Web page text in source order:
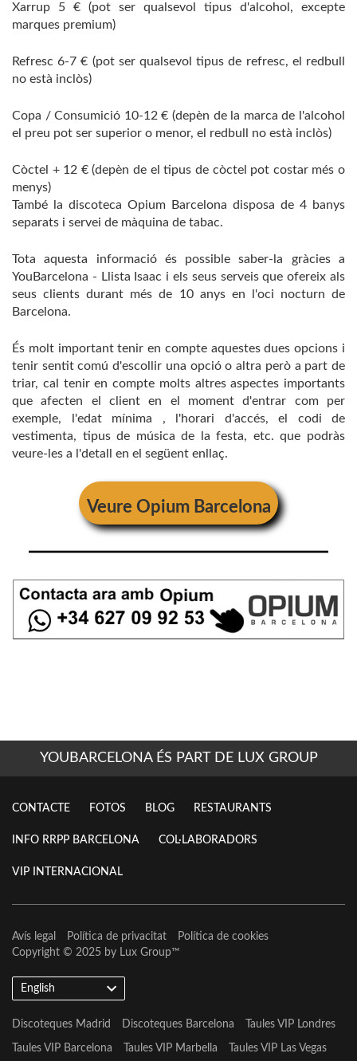
Xarrup 5 € (pot ser qualsevol tipus d'alcohol, excepte
marques premium)
Refresc 6-7 € (pot ser qualsevol tipus de refresc, el redbull
no està inclòs)
Copa / Consumició 10-12 € (depèn de la marca de l'alcohol
el preu pot ser superior o menor, el redbull no està inclòs)
Còctel + 12 € (depèn de el tipus de còctel pot costar més o
menys)
També la discoteca Opium Barcelona disposa de 4 banys
separats i servei de màquina de tabac.
Tota aquesta informació és possible saber-la gràcies a
YouBarcelona - Llista Isaac i els seus serveis que ofereix als
seus clients durant més de 10 anys en l'oci nocturn de
Barcelona.
És molt important tenir en compte aquestes dues opcions i
tenir sentit comú d'escollir una opció o altra però a part de
triar, cal tenir en compte molts altres aspectes importants
que afecten el client en el moment d'entrar com per
exemple, l'edat mínima , l'horari d'accés, el codi de
vestimenta, tipus de música de la festa, etc. que podràs
veure-les a l'detall en el següent enllaç.
Veure Opium Barcelona
YOUBARCELONA ÉS PART DE LUX GROUP
CONTACTE FOTOS BLOG RESTAURANTS
INFO RRPP BARCELONA COL·LABORADORS
VIP INTERNACIONAL
Avís legal Política de privacitat
Política de cookies
Copyright © 2025 by Lux Group™
English
Discoteques Madrid Discoteques Barcelona Taules VIP Londres
Taules VIP Barcelona Taules VIP Marbella Taules VIP Las Vegas